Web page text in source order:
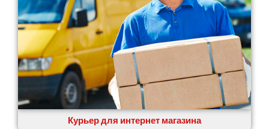
Курьер для интернет магазина